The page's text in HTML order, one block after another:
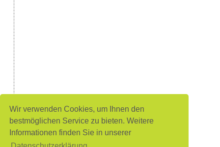
Wir verwenden Cookies, um Ihnen den
bestmöglichen Service zu bieten. Weitere
Informationen finden Sie in unserer